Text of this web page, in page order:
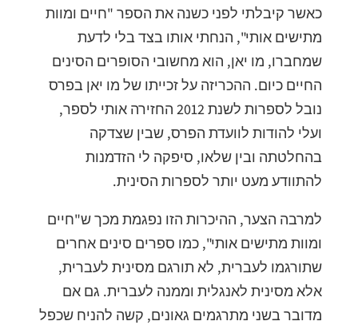
כאשר קיבלתי לפני כשנה את הספר "חיים ומוות
מתישים אותי", הנחתי אותו בצד בלי לדעת
שמחברו, מו יאן, הוא מחשובי הסופרים הסינים
החיים כיום. ההכריזה על זכייתו של מו יאן בפרס
נובל לספרות לשנת 2012 החזירה אותי לספר,
ועלי להודות לוועדת הפרס, שבין שצדקה
בהחלטתה ובין שלאו, סיפקה לי הזדמנות
להתוודע מעט יותר לספרות הסינית.
למרבה הצער, ההיכרות הזו נפגמת מכך ש"חיים
ומוות מתישים אותי", כמו ספרים סינים אחרים
שתורגמו לעברית, לא תורגם מסינית לעברית,
אלא מסינית לאנגלית וממנה לעברית. גם אם
מדובר בשני מתרגמים גאונים, קשה להניח שכפל